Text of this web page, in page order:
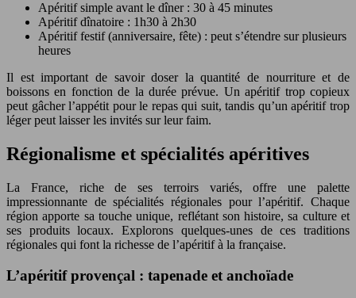
Apéritif simple avant le dîner : 30 à 45 minutes
Apéritif dînatoire : 1h30 à 2h30
Apéritif festif (anniversaire, fête) : peut s’étendre sur plusieurs
heures
Il est important de savoir doser la quantité de nourriture et de
boissons en fonction de la durée prévue. Un apéritif trop copieux
peut gâcher l’appétit pour le repas qui suit, tandis qu’un apéritif trop
léger peut laisser les invités sur leur faim.
Régionalisme et spécialités apéritives
La France, riche de ses terroirs variés, offre une palette
impressionnante de spécialités régionales pour l’apéritif. Chaque
région apporte sa touche unique, reflétant son histoire, sa culture et
ses produits locaux. Explorons quelques-unes de ces traditions
régionales qui font la richesse de l’apéritif à la française.
L’apéritif provençal : tapenade et anchoïade